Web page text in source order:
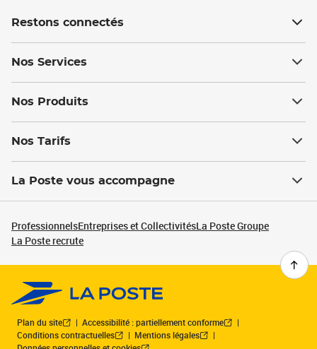
Restons connectés
Nos Services
Nos Produits
Nos Tarifs
La Poste vous accompagne
ProfessionnelsEntreprises et CollectivitésLa Poste Groupe
La Poste recrute
Plan du site
Accessibilité : partiellement conforme
Conditions contractuelles
Mentions légales